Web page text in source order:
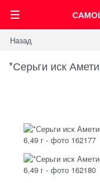
Назад
*Серьги иск